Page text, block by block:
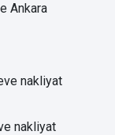
Ankara
nakliyat
nakliyat